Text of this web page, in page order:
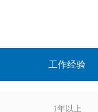
工作经验
1年以上